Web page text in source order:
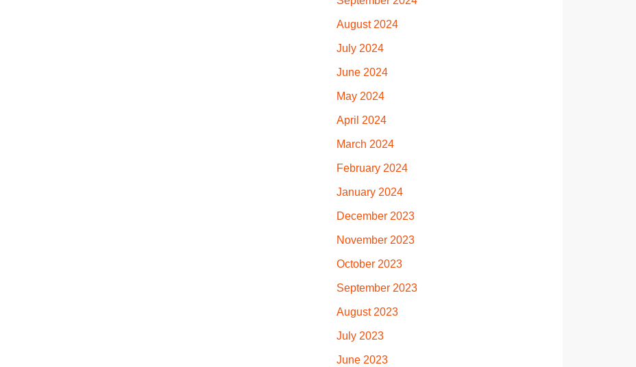
August 2024
July 2024
June 2024
May 2024
April 2024
March 2024
February 2024
January 2024
December 2023
November 2023
October 2023
September 2023
August 2023
July 2023
June 2023